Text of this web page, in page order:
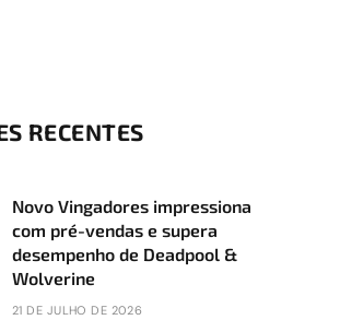
RECENTES
Novo Vingadores impressiona
com pré-vendas e supera
desempenho de Deadpool &
Wolverine
21 DE JULHO DE 2026